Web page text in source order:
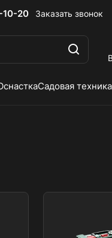
10-20 Заказать звонок
Садовая техника